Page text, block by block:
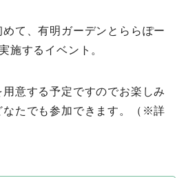
て、有明ガーデンとららぽー
施するイベント。
意する予定ですのでお楽しみ
なたでも参加できます。（※詳